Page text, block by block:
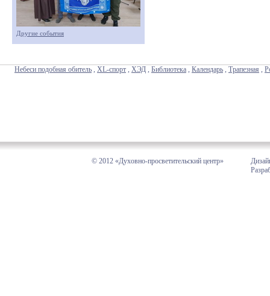
Другие события
Небеси подобная обитель , XL-спорт , ХЭД , Библиотека , Календарь , Трапезная ,
© 2012 «Духовно-просветительский центр»